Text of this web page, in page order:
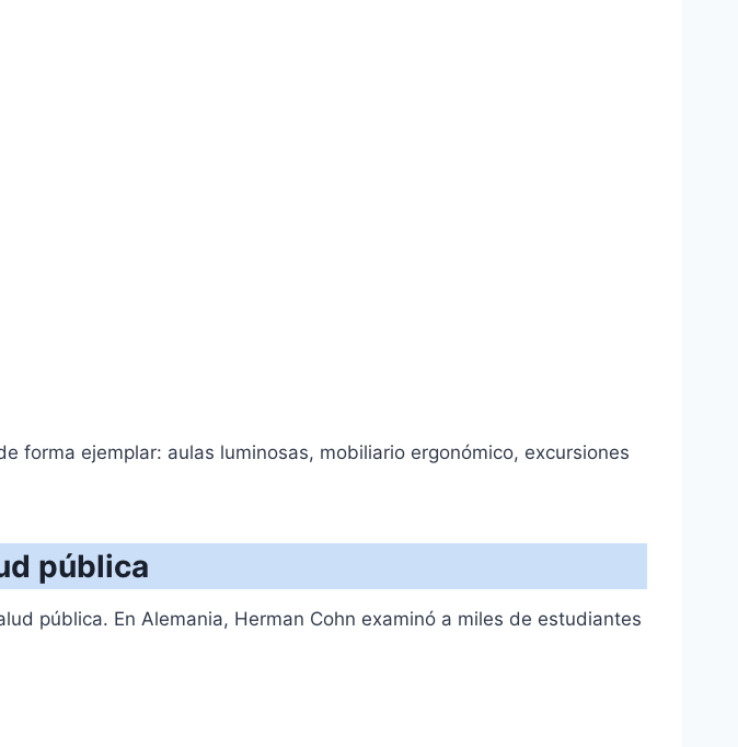
forma ejemplar: aulas luminosas, mobiliario ergonómico, excursiones
pública
pública. En Alemania, Herman Cohn examinó a miles de estudiantes